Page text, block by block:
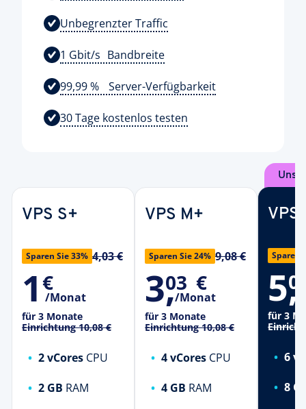
Unbegrenzter Traffic
1 Gbit/s Bandbreite
99,99 % Server-Verfügbarkeit
30 Tage kostenlos testen
VPS S+
Sparen Sie 33% 4,03 €
1 €
/Monat
für 3 Monate
Einrichtung 10,08 €
2 vCores CPU
2 GB RAM
VPS M+
Sparen Sie 24% 9,08 €
3,
03 €
/Monat
für 3 Monate
Einrichtung 10,08 €
4 vCores CPU
4 GB RAM
VPS
Sparen
5,
für 3
6
8